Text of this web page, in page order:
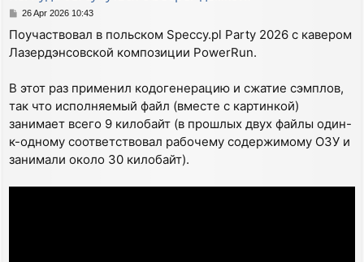
P
s
t
26 Apr 2026 10:43
Поучаствовал в польском Speccy.pl Party 2026 с кавером
Лазердэнсовской композиции PowerRun.
В этот раз применил кодогенерацию и сжатие сэмплов,
так что исполняемый файл (вместе с картинкой)
занимает всего 9 килобайт (в прошлых двух файлы один-
к-одному соответствовал рабочему содержимому ОЗУ и
занимали около 30 килобайт).